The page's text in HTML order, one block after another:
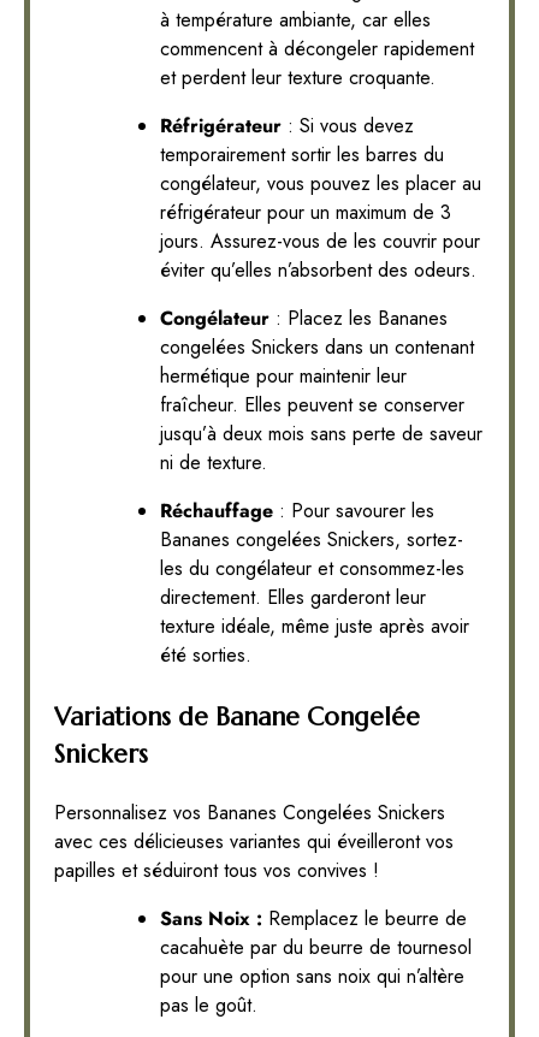
à température ambiante, car elles
commencent à décongeler rapidement
et perdent leur texture croquante.
Réfrigérateur : Si vous devez
temporairement sortir les barres du
congélateur, vous pouvez les placer au
réfrigérateur pour un maximum de 3
jours. Assurez-vous de les couvrir pour
éviter qu’elles n’absorbent des odeurs.
Congélateur : Placez les Bananes
congelées Snickers dans un contenant
hermétique pour maintenir leur
fraîcheur. Elles peuvent se conserver
jusqu’à deux mois sans perte de saveur
ni de texture.
Réchauffage : Pour savourer les
Bananes congelées Snickers, sortez-
les du congélateur et consommez-les
directement. Elles garderont leur
texture idéale, même juste après avoir
été sorties.
Variations de Banane Congelée
Snickers
Personnalisez vos Bananes Congelées Snickers
avec ces délicieuses variantes qui éveilleront vos
papilles et séduiront tous vos convives !
Sans Noix : Remplacez le beurre de
cacahuète par du beurre de tournesol
pour une option sans noix qui n’altère
pas le goût.